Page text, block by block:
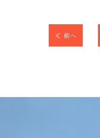
≪ 前へ